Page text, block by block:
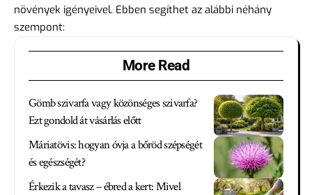
növények igényeivel. Ebben segíthet az alábbi néhány
szempont:
More Read
Gömb szivarfa vagy közönséges szivarfa?
Ezt gondold át vásárlás előtt
Máriatövis: hogyan óvja a bőröd szépségét
és egészségét?
Érkezik a tavasz – ébred a kert: Mivel